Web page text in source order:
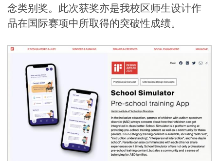
念类别奖。此次获奖亦是我校区师生设计作
品在国际赛项中所取得的突破性成绩。